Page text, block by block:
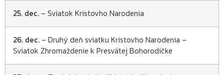
25. dec. – Sviatok Kristovho Narodenia
26. dec. – Druhý deň sviatku Kristovho Narodenia –
Sviatok Zhromaždenie k Presvätej Bohorodičke